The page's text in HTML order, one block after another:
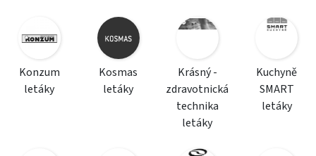
Konzum
letáky
Kosmas
letáky
Krásný -
zdravotnická
technika
letáky
Kuchyně
SMART
letáky